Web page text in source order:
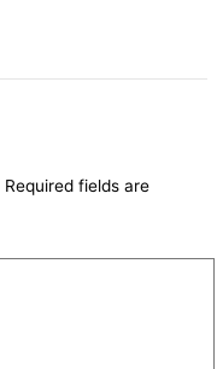
Required fields are